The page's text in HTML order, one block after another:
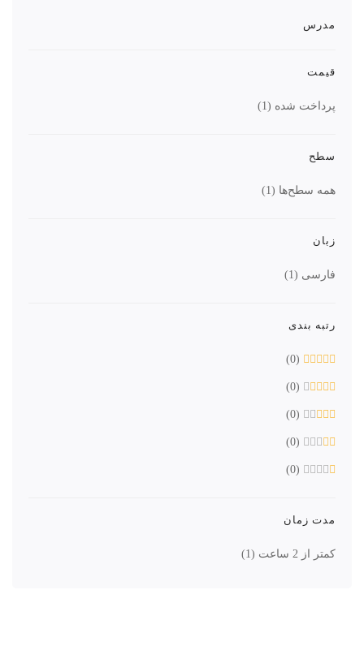
مدرس
قیمت
پرداخت شده (1)
سطح
همه سطح‌ها (1)
زبان
فارسی (1)
رتبه بندی
(0)
(0)
(0)
(0)
(0)
مدت زمان
کمتر از 2 ساعت (1)